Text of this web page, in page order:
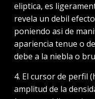
eliptica, es
revela un debil
poniendo asi de
apariencia tenue o
debe a la niebla o
4. El cursor de perfil
amplitud de la